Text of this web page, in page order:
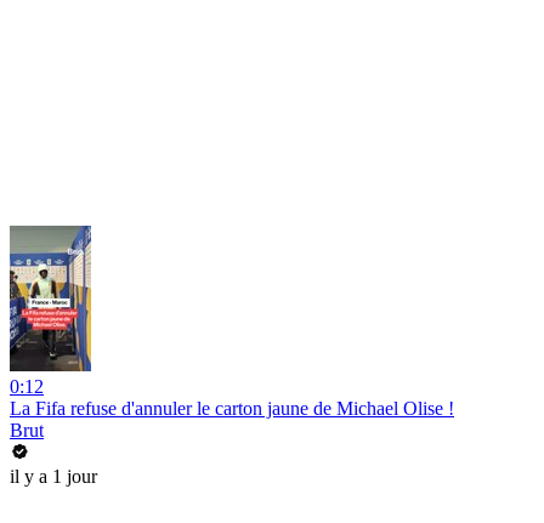
0:12
La Fifa refuse d'annuler le carton jaune de Michael Olise !
Brut
il y a 1 jour